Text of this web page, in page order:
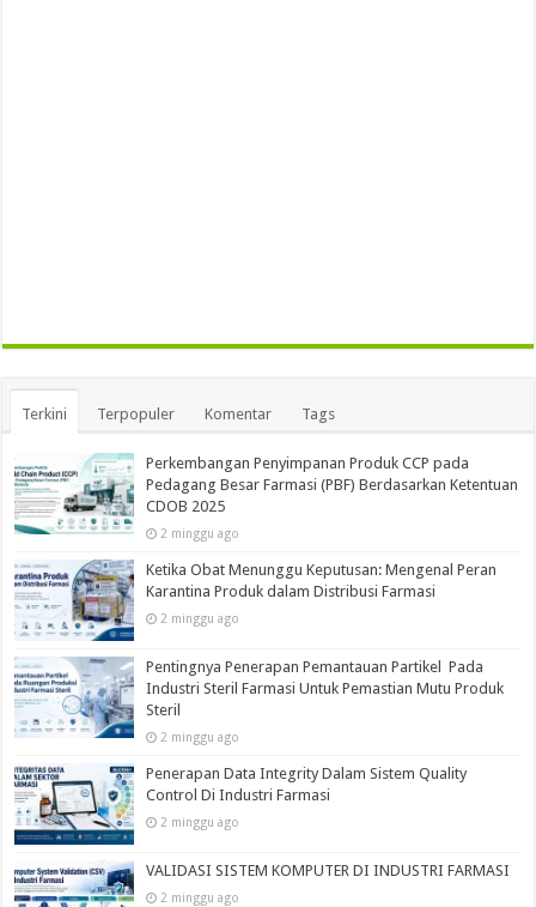
Terkini Terpopuler Komentar Tags
Perkembangan Penyimpanan Produk CCP pada
Pedagang Besar Farmasi (PBF) Berdasarkan Ketentuan
CDOB 2025
2 minggu ago
Ketika Obat Menunggu Keputusan: Mengenal Peran
Karantina Produk dalam Distribusi Farmasi
2 minggu ago
Pentingnya Penerapan Pemantauan Partikel Pada
Industri Steril Farmasi Untuk Pemastian Mutu Produk
Steril
2 minggu ago
Penerapan Data Integrity Dalam Sistem Quality
Control Di Industri Farmasi
2 minggu ago
VALIDASI SISTEM KOMPUTER DI INDUSTRI FARMASI
2 minggu ago